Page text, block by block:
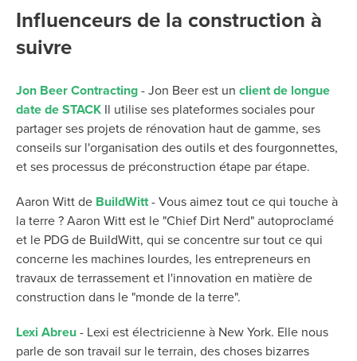
Influenceurs de la construction à
suivre
Jon Beer Contracting - Jon Beer est un client de longue
date de STACK Il utilise ses plateformes sociales pour
partager ses projets de rénovation haut de gamme, ses
conseils sur l'organisation des outils et des fourgonnettes,
et ses processus de préconstruction étape par étape.
Aaron Witt de BuildWitt- Vous aimez tout ce qui touche à
la terre ? Aaron Witt est le "Chief Dirt Nerd" autoproclamé
et le PDG de BuildWitt, qui se concentre sur tout ce qui
concerne les machines lourdes, les entrepreneurs en
travaux de terrassement et l'innovation en matière de
construction dans le "monde de la terre".
Lexi Abreu - Lexi est électricienne à New York. Elle nous
parle de son travail sur le terrain, des choses bizarres